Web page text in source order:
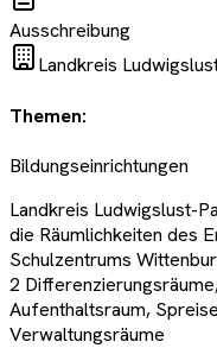
Ausschreibung
Landkreis
Themen:
Bildungseinrichtungen
Landkreis Ludwigslust-
die Räumlichkeiten des
Schulzentrums
2
Aufenthaltsraum,
Verwaltungsräume